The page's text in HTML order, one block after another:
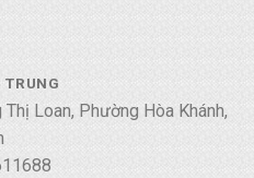
Loan, Phường Hòa Khánh,